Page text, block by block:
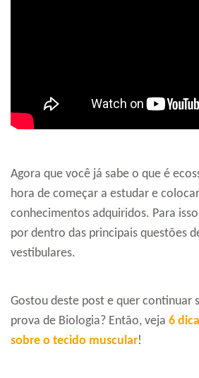
Agora que você já sabe o que é
hora de começar a estudar e
conhecimentos adquiridos. Para
por dentro das principais questões
vestibulares.
Gostou deste post e quer continuar
prova de Biologia? Então, veja 6
sobre o tecido muscular!